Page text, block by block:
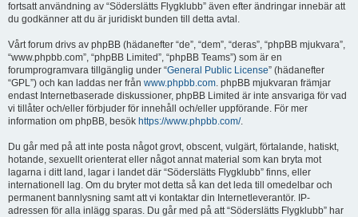
fortsatt användning av “Söderslätts Flygklubb” även efter ändringar innebär att
du godkänner att du är juridiskt bunden till detta avtal.
Vårt forum drivs av phpBB (hädanefter “de”, “dem”, “deras”, “phpBB mjukvara”,
“www.phpbb.com”, “phpBB Limited”, “phpBB Teams”) som är en
forumprogramvara tillgänglig under “General Public License” (hädanefter
“GPL”) och kan laddas ner från www.phpbb.com. phpBB mjukvaran främjar
endast Internetbaserade diskussioner, phpBB Limited är inte ansvariga för vad
vi tillåter och/eller förbjuder för innehåll och/eller uppförande. För mer
information om phpBB, besök https://www.phpbb.com/.
Du går med på att inte posta något grovt, obscent, vulgärt, förtalande, hatiskt,
hotande, sexuellt orienterat eller något annat material som kan bryta mot
lagarna i ditt land, lagar i landet där “Söderslätts Flygklubb” finns, eller
internationell lag. Om du bryter mot detta så kan det leda till omedelbar och
permanent bannlysning samt att vi kontaktar din Internetleverantör. IP-
adressen för alla inlägg sparas. Du går med på att “Söderslätts Flygklubb” har